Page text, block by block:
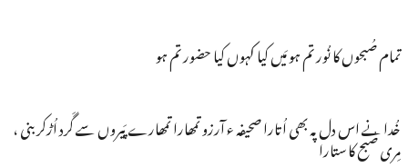
تمام صُبحوں کا نُور تم ہو مَیں کیا کہوں کیا حضور تم ہو
خُدا نے اس دل پہ بھی اُتارا صحیفہ ء آرزو تمھارا تمھارے پَیروں سے گَرد اُڑکر بنی ،
مِری صُبح کا ستارا